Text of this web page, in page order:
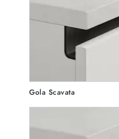
Gola Scavata